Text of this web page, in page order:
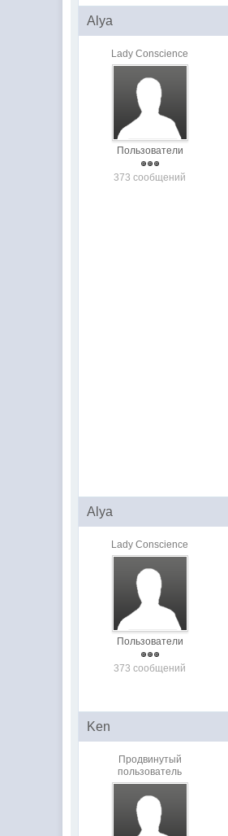
Alya
Lady Сonscience
Пользователи
373 сообщений
Alya
Lady Сonscience
Пользователи
373 сообщений
Ken
Продвинутый
пользователь